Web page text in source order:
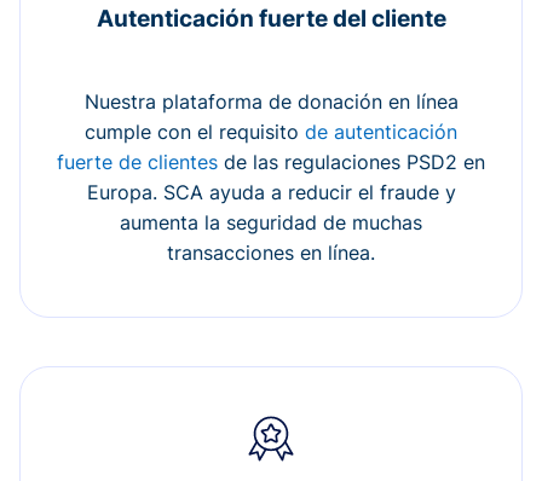
Autenticación fuerte del cliente
Nuestra plataforma de donación en línea
cumple con el requisito de autenticación
fuerte de clientes de las regulaciones PSD2 en
Europa. SCA ayuda a reducir el fraude y
aumenta la seguridad de muchas
transacciones en línea.